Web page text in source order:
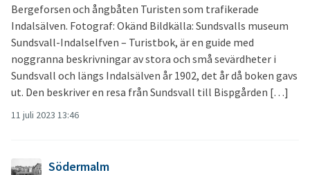
Bergeforsen och ångbåten Turisten som trafikerade
Indalsälven. Fotograf: Okänd Bildkälla: Sundsvalls museum
Sundsvall-Indalselfven – Turistbok, är en guide med
noggranna beskrivningar av stora och små sevärdheter i
Sundsvall och längs Indalsälven år 1902, det år då boken gavs
ut. Den beskriver en resa från Sundsvall till Bispgården […]
11 juli 2023 13:46
Södermalm